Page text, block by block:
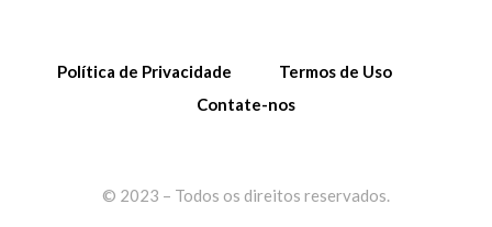
Política de Privacidade
Termos de Uso
Contate-nos
© 2023 – Todos os direitos reservados.